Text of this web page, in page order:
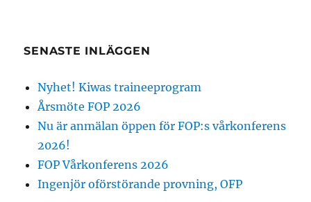
SENASTE INLÄGGEN
Nyhet! Kiwas traineeprogram
Årsmöte FOP 2026
Nu är anmälan öppen för FOP:s vårkonferens
2026!
FOP Vårkonferens 2026
Ingenjör oförstörande provning, OFP